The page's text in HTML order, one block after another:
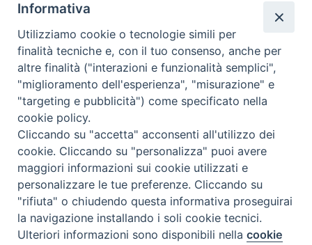
via Amedeo Rossi, 28 - 12100 Cuneo
segreteriagenerale@diocesicuneofossano.it
c.f. 96017380047
Preferenze Cookie
Informativa
Utilizziamo cookie o tecnologie simili per
finalità tecniche e, con il tuo consenso, anche per
altre finalità ("interazioni e funzionalità semplici",
"miglioramento dell'esperienza", "misurazione" e
"targeting e pubblicità") come specificato nella
cookie policy.
Cliccando su "accetta" acconsenti all'utilizzo dei
cookie. Cliccando su "personalizza" puoi avere
maggiori informazioni sui cookie utilizzati e
personalizzare le tue preferenze. Cliccando su
"rifiuta" o chiudendo questa informativa proseguirai
la navigazione installando i soli cookie tecnici.
Ulteriori informazioni sono disponibili nellacookie